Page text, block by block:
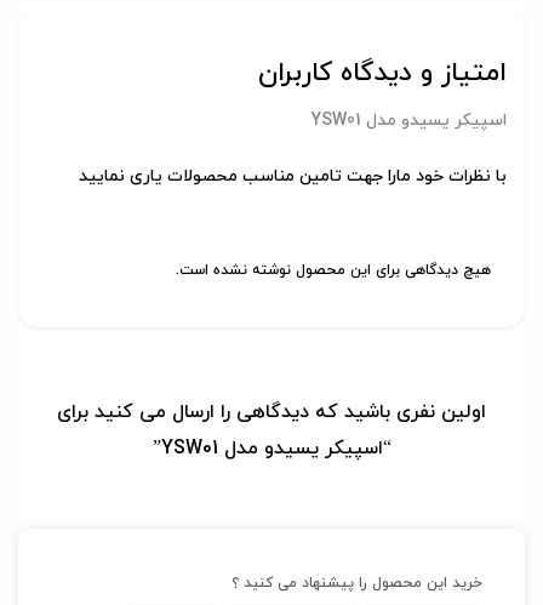
امتیاز و دیدگاه کاربران
اسپیکر یسیدو مدل YSW01
با نظرات خود مارا جهت تامین مناسب محصولات یاری نمایید
هیچ دیدگاهی برای این محصول نوشته نشده است.
اولین نفری باشید که دیدگاهی را ارسال می کنید برای
“اسپیکر یسیدو مدل YSW01”
خرید این محصول را پیشنهاد می کنید ؟